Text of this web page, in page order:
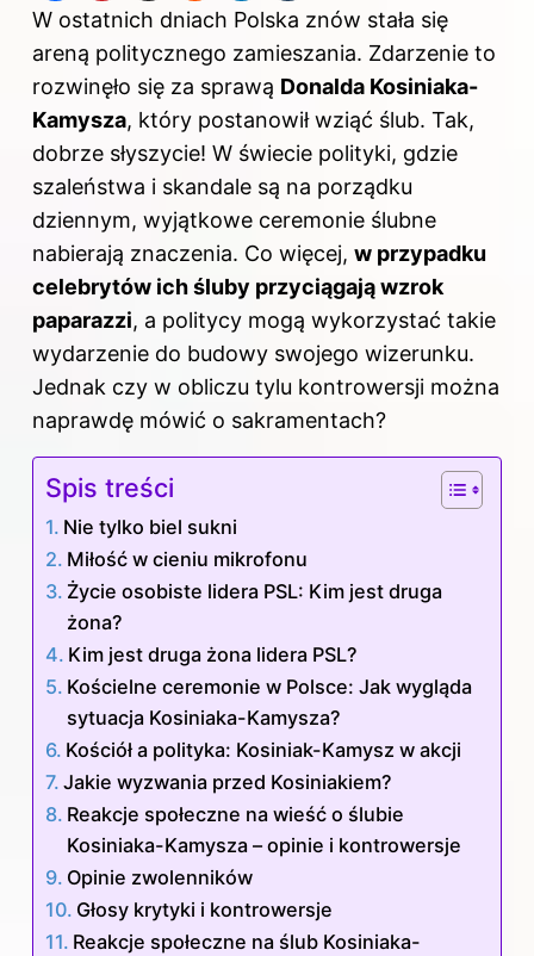
W ostatnich dniach Polska znów stała się
areną politycznego zamieszania. Zdarzenie to
rozwinęło się za sprawą Donalda Kosiniaka-
Kamysza, który postanowił wziąć ślub. Tak,
dobrze słyszycie! W świecie polityki, gdzie
szaleństwa i skandale są na porządku
dziennym, wyjątkowe ceremonie ślubne
nabierają znaczenia. Co więcej, w przypadku
celebrytów ich śluby przyciągają wzrok
paparazzi, a politycy mogą wykorzystać takie
wydarzenie do budowy swojego wizerunku.
Jednak czy w obliczu tylu kontrowersji można
naprawdę mówić o sakramentach?
Spis treści
Nie tylko biel sukni
Miłość w cieniu mikrofonu
Życie osobiste lidera PSL: Kim jest druga
żona?
Kim jest druga żona lidera PSL?
Kościelne ceremonie w Polsce: Jak wygląda
sytuacja Kosiniaka-Kamysza?
Kościół a polityka: Kosiniak-Kamysz w akcji
Jakie wyzwania przed Kosiniakiem?
Reakcje społeczne na wieść o ślubie
Kosiniaka-Kamysza – opinie i kontrowersje
Opinie zwolenników
Głosy krytyki i kontrowersje
Reakcje społeczne na ślub Kosiniaka-